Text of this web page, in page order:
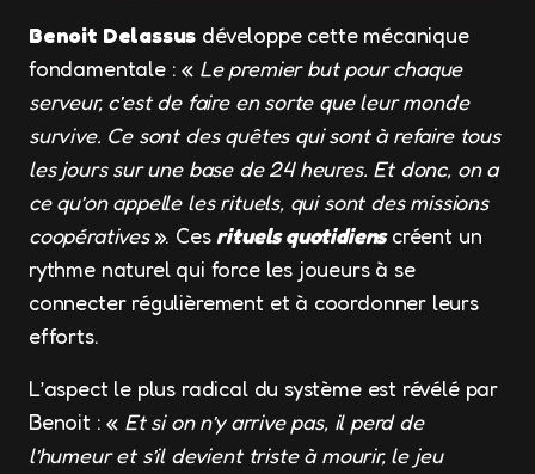
Benoit Delassus développe cette mécanique
fondamentale : « Le premier but pour chaque
serveur, c’est de faire en sorte que leur monde
survive. Ce sont des quêtes qui sont à refaire tous
les jours sur une base de 24 heures. Et donc, on a
ce qu’on appelle les rituels, qui sont des missions
coopératives». Ces rituels quotidienscréent un
rythme naturel qui force les joueurs à se
connecter régulièrement et à coordonner leurs
efforts.
L’aspect le plus radical du système est révélé par
Benoit : « Et si on n’y arrive pas, il perd de
l’humeur et s’il devient triste à mourir, le jeu